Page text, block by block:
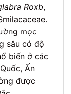
Roxb,
mọc
sâu có độ
biến ở các
Ấn
được